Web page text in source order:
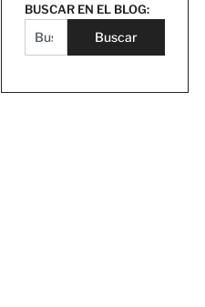
BUSCAR EN EL BLOG:
Buscar